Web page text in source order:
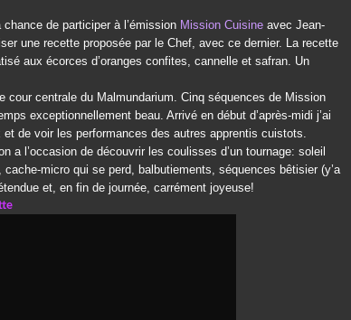
chance de participer à l’émission Mission Cuisine avec Jean-
une recette proposée par le Chef, avec ce dernier. La recette
aux écorces d’oranges confites, cannelle et safran. Un
cour centrale du Malmundarium. Cinq séquences de Mission
exceptionnellement beau. Arrivé en début d’après-midi j’ai
et de voir les performances des autres apprentis cuistots.
a l’occasion de découvrir les coulisses d’un tournage: soleil
micro qui se perd, balbutiements, séquences bêtisier (y’a
et, en fin de journée, carrément joyeuse!